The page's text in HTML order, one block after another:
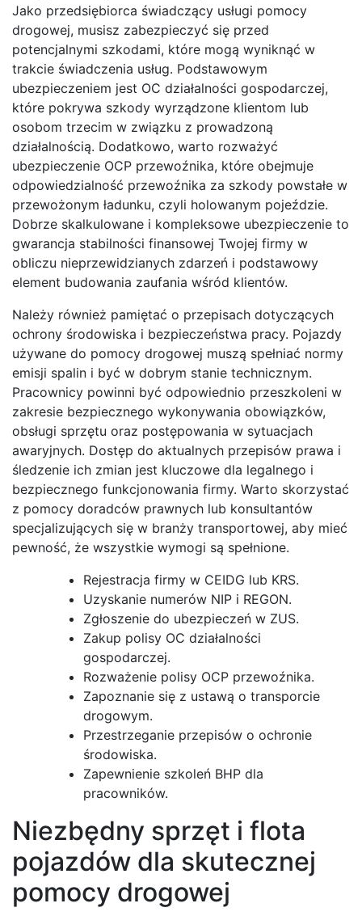
Jako przedsiębiorca świadczący usługi pomocy
drogowej, musisz zabezpieczyć się przed
potencjalnymi szkodami, które mogą wyniknąć w
trakcie świadczenia usług. Podstawowym
ubezpieczeniem jest OC działalności gospodarczej,
które pokrywa szkody wyrządzone klientom lub
osobom trzecim w związku z prowadzoną
działalnością. Dodatkowo, warto rozważyć
ubezpieczenie OCP przewoźnika, które obejmuje
odpowiedzialność przewoźnika za szkody powstałe w
przewożonym ładunku, czyli holowanym pojeździe.
Dobrze skalkulowane i kompleksowe ubezpieczenie to
gwarancja stabilności finansowej Twojej firmy w
obliczu nieprzewidzianych zdarzeń i podstawowy
element budowania zaufania wśród klientów.
Należy również pamiętać o przepisach dotyczących
ochrony środowiska i bezpieczeństwa pracy. Pojazdy
używane do pomocy drogowej muszą spełniać normy
emisji spalin i być w dobrym stanie technicznym.
Pracownicy powinni być odpowiednio przeszkoleni w
zakresie bezpiecznego wykonywania obowiązków,
obsługi sprzętu oraz postępowania w sytuacjach
awaryjnych. Dostęp do aktualnych przepisów prawa i
śledzenie ich zmian jest kluczowe dla legalnego i
bezpiecznego funkcjonowania firmy. Warto skorzystać
z pomocy doradców prawnych lub konsultantów
specjalizujących się w branży transportowej, aby mieć
pewność, że wszystkie wymogi są spełnione.
Rejestracja firmy w CEIDG lub KRS.
Uzyskanie numerów NIP i REGON.
Zgłoszenie do ubezpieczeń w ZUS.
Zakup polisy OC działalności
gospodarczej.
Rozważenie polisy OCP przewoźnika.
Zapoznanie się z ustawą o transporcie
drogowym.
Przestrzeganie przepisów o ochronie
środowiska.
Zapewnienie szkoleń BHP dla
pracowników.
Niezbędny sprzęt i flota
pojazdów dla skutecznej
pomocy drogowej